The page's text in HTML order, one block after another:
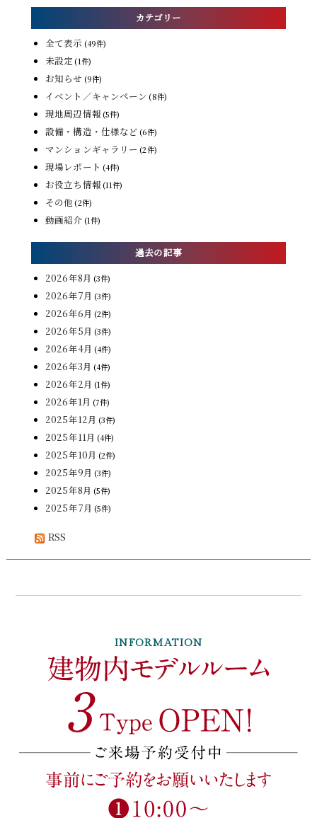
カテゴリー
全て表示 (49件)
未設定 (1件)
お知らせ (9件)
イベント／キャンペーン (8件)
現地周辺情報 (5件)
設備・構造・仕様など (6件)
マンションギャラリー (2件)
現場レポート (4件)
お役立ち情報 (11件)
その他 (2件)
動画紹介 (1件)
過去の記事
2026年8月 (3件)
2026年7月 (3件)
2026年6月 (2件)
2026年5月 (3件)
2026年4月 (4件)
2026年3月 (4件)
2026年2月 (1件)
2026年1月 (7件)
2025年12月 (3件)
2025年11月 (4件)
2025年10月 (2件)
2025年9月 (3件)
2025年8月 (5件)
2025年7月 (5件)
RSS
INFORMATION